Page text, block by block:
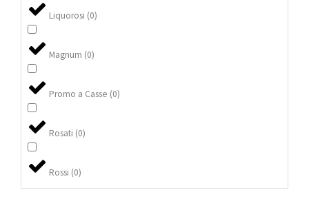
Liquorosi (0)
Magnum (0)
Promo a Casse (0)
Rosati (0)
Rossi (0)